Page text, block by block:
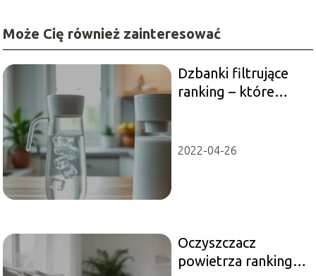
Może Cię również zainteresować
Dzbanki filtrujące
ranking – które
2022-04-26
Oczyszczacz
powietrza ranking –